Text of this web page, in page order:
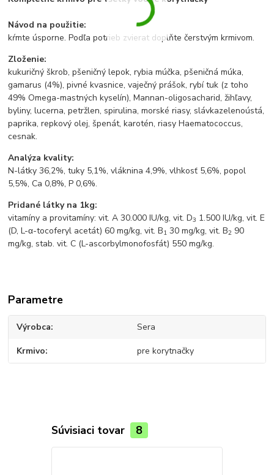
Návod na použitie:
kŕmte úsporne. Podľa potrieb zvierat doplňte čerstvým krmivom.
Zloženie:
kukuričný škrob, pšeničný lepok, rybia múčka, pšeničná múka,
gamarus (4%), pivné kvasnice, vaječný prášok, rybí tuk (z toho
49% Omega-mastných kyselín), Mannan-oligosacharid, žihľavy,
byliny, lucerna, petržlen, spirulina, morské riasy, slávkazelenoústá,
paprika, repkový olej, špenát, karotén, riasy Haematococcus,
cesnak.
Analýza kvality:
N-látky 36,2%, tuky 5,1%, vláknina 4,9%, vlhkosť 5,6%, popol
5,5%, Ca 0,8%, P 0,6%.
Pridané látky na 1kg:
vitamíny a provitamíny: vit. A 30.000 IU/kg, vit. D3 1.500 IU/kg, vit. E
(D, L-α-tocoferyl acetát) 60 mg/kg, vit. B1 30 mg/kg, vit. B2 90
mg/kg, stab. vit. C (L-ascorbylmonofosfát) 550 mg/kg.
Parametre
Výrobca Sera
Krmivo pre korytnačky
Súvisiaci tovar 8